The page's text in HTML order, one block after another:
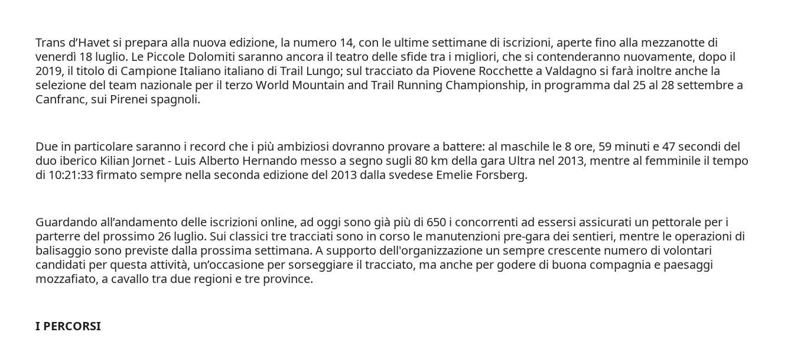
Trans d’Havet si prepara alla nuova edizione, la numero 14, con le ultime settimane di iscrizioni, aperte fino alla mezzanotte di
venerdì 18 luglio. Le Piccole Dolomiti saranno ancora il teatro delle sfide tra i migliori, che si contenderanno nuovamente, dopo il
2019, il titolo di Campione Italiano italiano di Trail Lungo; sul tracciato da Piovene Rocchette a Valdagno si farà inoltre anche la
selezione del team nazionale per il terzo World Mountain and Trail Running Championship, in programma dal 25 al 28 settembre a
Canfranc, sui Pirenei spagnoli.
Due in particolare saranno i record che i più ambiziosi dovranno provare a battere: al maschile le 8 ore, 59 minuti e 47 secondi del
duo iberico Kilian Jornet - Luis Alberto Hernando messo a segno sugli 80 km della gara Ultra nel 2013, mentre al femminile il tempo
di 10:21:33 firmato sempre nella seconda edizione del 2013 dalla svedese Emelie Forsberg.
Guardando all’andamento delle iscrizioni online, ad oggi sono già più di 650 i concorrenti ad essersi assicurati un pettorale per i
parterre del prossimo 26 luglio. Sui classici tre tracciati sono in corso le manutenzioni pre-gara dei sentieri, mentre le operazioni di
balisaggio sono previste dalla prossima settimana. A supporto dell'organizzazione un sempre crescente numero di volontari
candidati per questa attività, un’occasione per sorseggiare il tracciato, ma anche per godere di buona compagnia e paesaggi
mozzafiato, a cavallo tra due regioni e tre province.
I PERCORSI